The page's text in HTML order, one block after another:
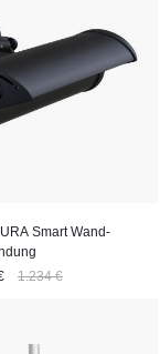
Smart Wand-
1.234 €